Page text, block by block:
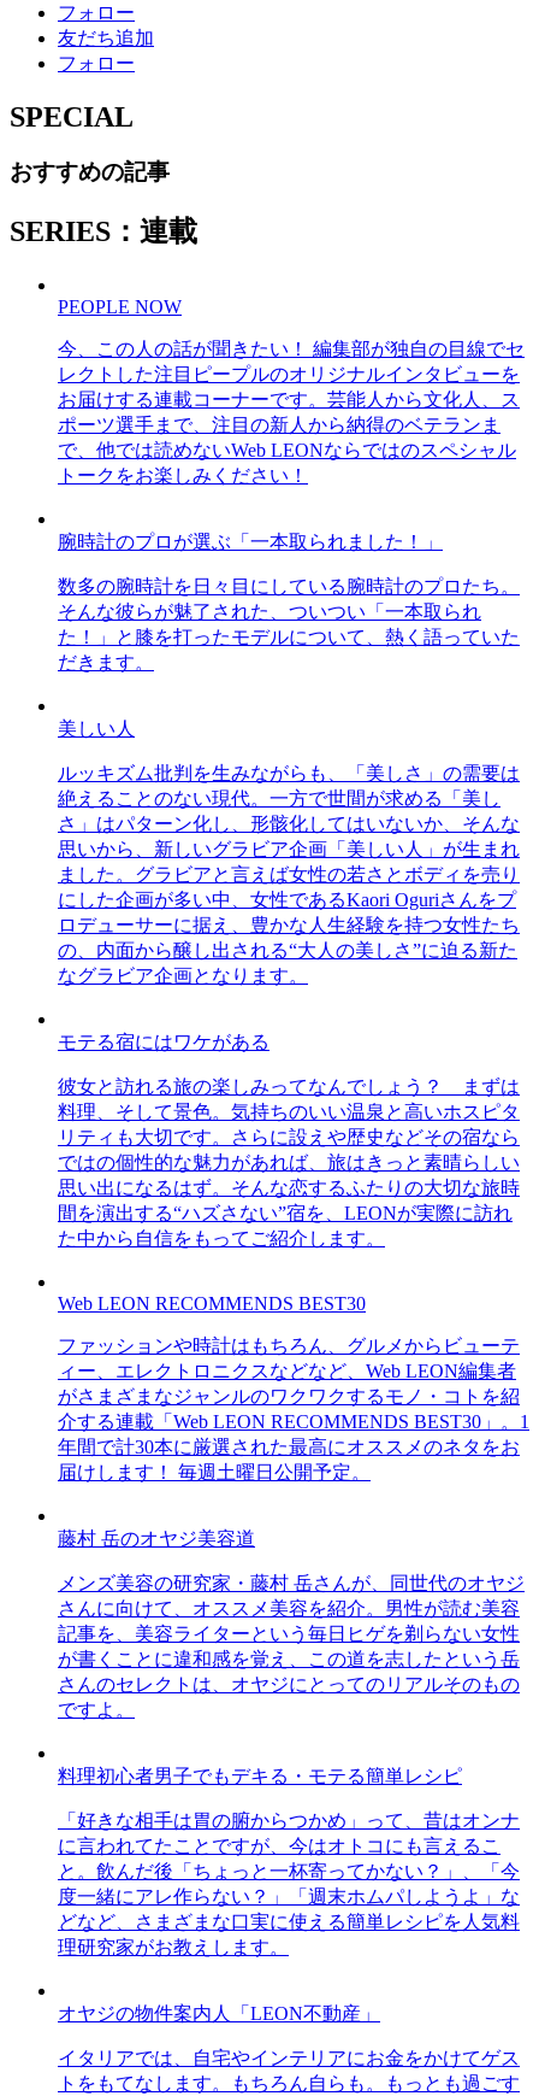
フォロー
友だち追加
フォロー
SPECIAL
おすすめの記事
SERIES：連載
PEOPLE NOW
今、この人の話が聞きたい！ 編集部が独自の目線でセ
レクトした注目ピープルのオリジナルインタビューを
お届けする連載コーナーです。芸能人から文化人、ス
ポーツ選手まで、注目の新人から納得のベテランま
で、他では読めないWeb LEONならではのスペシャル
トークをお楽しみください！
腕時計のプロが選ぶ「一本取られました！」
数多の腕時計を日々目にしている腕時計のプロたち。
そんな彼らが魅了された、ついつい「一本取られ
た！」と膝を打ったモデルについて、熱く語っていた
だきます。
美しい人
ルッキズム批判を生みながらも、「美しさ」の需要は
絶えることのない現代。一方で世間が求める「美し
さ」はパターン化し、形骸化してはいないか、そんな
思いから、新しいグラビア企画「美しい人」が生まれ
ました。グラビアと言えば女性の若さとボディを売り
にした企画が多い中、女性であるKaori Oguriさんをプ
ロデューサーに据え、豊かな人生経験を持つ女性たち
の、内面から醸し出される“大人の美しさ”に迫る新た
なグラビア企画となります。
モテる宿にはワケがある
彼女と訪れる旅の楽しみってなんでしょう？ まずは
料理、そして景色。気持ちのいい温泉と高いホスピタ
リティも大切です。さらに設えや歴史などその宿なら
ではの個性的な魅力があれば、旅はきっと素晴らしい
思い出になるはず。そんな恋するふたりの大切な旅時
間を演出する“ハズさない”宿を、LEONが実際に訪れ
た中から自信をもってご紹介します。
Web LEON RECOMMENDS BEST30
ファッションや時計はもちろん、グルメからビューテ
ィー、エレクトロニクスなどなど、Web LEON編集者
がさまざまなジャンルのワクワクするモノ・コトを紹
介する連載「Web LEON RECOMMENDS BEST30」。1
年間で計30本に厳選された最高にオススメのネタをお
届けします！ 毎週土曜日公開予定。
藤村 岳のオヤジ美容道
メンズ美容の研究家・藤村 岳さんが、同世代のオヤジ
さんに向けて、オススメ美容を紹介。男性が読む美容
記事を、美容ライターという毎日ヒゲを剃らない女性
が書くことに違和感を覚え、この道を志したという岳
さんのセレクトは、オヤジにとってのリアルそのもの
ですよ。
料理初心者男子でもデキる・モテる簡単レシピ
「好きな相手は胃の腑からつかめ」って、昔はオンナ
に言われてたことですが、今はオトコにも言えるこ
と。飲んだ後「ちょっと一杯寄ってかない？」、「今
度一緒にアレ作らない？」「週末ホムパしようよ」な
どなど、さまざまな口実に使える簡単レシピを人気料
理研究家がお教えします。
オヤジの物件案内人「LEON不動産」
イタリアでは、自宅やインテリアにお金をかけてゲス
トをもてなします。もちろん自らも。もっとも過ごす